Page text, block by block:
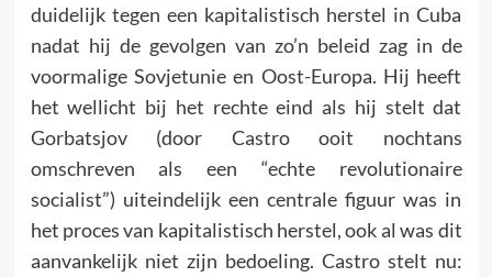
duidelijk tegen een kapitalistisch herstel in Cuba
nadat hij de gevolgen van zo’n beleid zag in de
voormalige Sovjetunie en Oost-Europa. Hij heeft
het wellicht bij het rechte eind als hij stelt dat
Gorbatsjov (door Castro ooit nochtans
omschreven als een “echte revolutionaire
socialist”) uiteindelijk een centrale figuur was in
het proces van kapitalistisch herstel, ook al was dit
aanvankelijk niet zijn bedoeling. Castro stelt nu: